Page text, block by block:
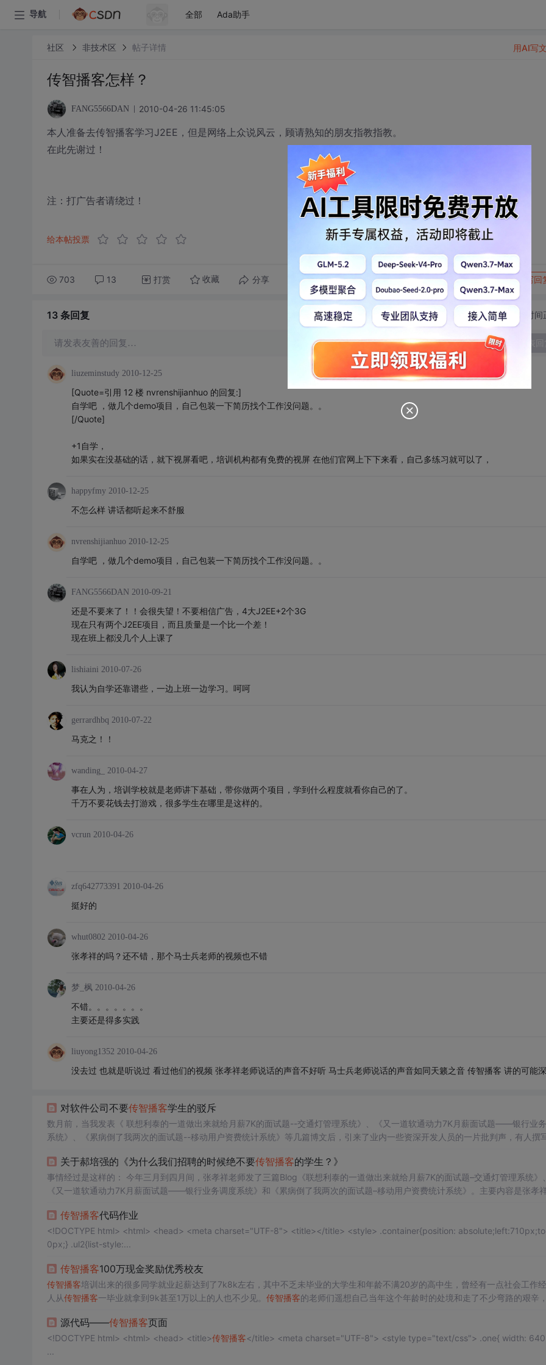
导航 全部 Ada助手
社区 非技术区 帖子详情
传智播客怎样？
FANG5566DAN 2010-04-26 11:45:05
本人准备去传智播客学习J2EE，但是网络上众说风云，顾请熟知的朋友指教指教。
在此先谢过！
注：打广告者请绕过！
给本帖投票
703 13 打赏 收藏 分享 转发到动态 举报 写回
用AI写
13 条回复 切换为时间
请发表友善的回复…
liuzeminstudy 2010-12-25
[Quote=引用 12 楼 nvrenshijianhuo 的回复:]
自学吧 ，做几个demo项目，自己包装一下简历找个工作没问题。。
[/Quote]
+1自学，
如果实在没基础的话，就下视屏看吧，培训机构都有免费的视屏 在他们官网上下下来看，自己多练习就可以了，
happyfmy 2010-12-25
不怎么样 讲话都听起来不舒服
nvrenshijianhuo 2010-12-25
自学吧 ，做几个demo项目，自己包装一下简历找个工作没问题。。
FANG5566DAN 2010-09-21
还是不要来了！！会很失望！不要相信广告，4大J2EE+2个3G
现在只有两个J2EE项目，而且质量是一个比一个差！
现在班上都没几个人上课了
lishiaini 2010-07-26
我认为自学还靠谱些，一边上班一边学习。呵呵
gerrardhbq 2010-07-22
马克之！！
wanding_ 2010-04-27
事在人为，培训学校就是老师讲下基础，带你做两个项目，学到什么程度就看你自己的了。
千万不要花钱去打游戏，很多学生在哪里是这样的。
vcrun 2010-04-26
zfq642773391 2010-04-26
挺好的
whut0802 2010-04-26
张孝祥的吗？还不错，那个马士兵老师的视频也不错
梦_枫 2010-04-26
不错。。。。。。。
主要还是得多实践
liuyong1352 2010-04-26
没去过 也就是听说过 看过他们的视频 张孝祥老师说话的声音不好听 马士兵老师说话的声音如同天籁之音 传智播客 讲的可能
对软件公司不要传智播客学生的驳斥
数月前，当我发表《 联想利泰的一道做出来就给月薪7K的面试题--交通灯管理系统》、《又一道软通动力7K月薪面试题——银行业
系统》、《累病倒了我两次的面试题--移动用户资费统计系统》等几篇博文后，引来了业内一些资深开发人员的一片批判声，有人撰
关于郝培强的《为什么我们招聘的时候绝不要传智播客的学生？》
事情经过是这样的： 今年三月到四月间，张孝祥老师发了三篇Blog《联想利泰的一道做出来就给月薪7K的面试题–交通灯管理系统》
《又一道软通动力7K月薪面试题——银行业务调度系统》和《累病倒了我两次的面试题–移动用户资费统计系统》。主要内容是张孝
传智播客代码作业
<!DOCTYPE html> <html> <head> <meta charset="UTF-8"> <title></title> <style> .container{position: absolute;left:710px;top:13
0px;} .ul2{list-style:...
传智播客100万现金奖励优秀校友
传智播客培训出来的很多同学就业起薪达到了7k8k左右，其中不乏未毕业的大学生和年龄不满20岁的高中生，曾经有一点社会工作
人从传智播客一毕业就拿到9k甚至1万以上的人也不少见。 传智播客的老师们遥想自己当年这个年龄时的处境和走了不少弯路的艰辛
那些找到万元月薪工作的大学生的
源代码——传智播客页面
<!DOCTYPE html> <html> <head> <title>传智播客</title> <meta charset="UTF-8"> <style type="text/css"> .one{ width: 640px;